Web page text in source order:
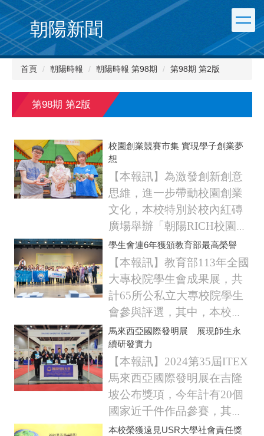
朝陽新聞
首頁 朝陽時報 朝陽時報 第98期 第98期 第2版
第98期 第2版
校園創業競賽市集 實現學子創業夢
想
【本報訊】為激發創新創意
思維，進一步帶動校園創業
文化，本校特別於校內紅磚
廣場舉辦「朝陽RICH校園創
業競賽擺攤體驗」，共遴選
19組跨系學生創業團隊，推
出皮革永生花、動漫公仔、
馬卡龍、翡翠飾品、服飾自
創品牌等多元產品，透過市
集銷售進行創業體驗...
學生會連6年獲頒教育部最高榮譽
【本報訊】教育部113年全國
大專校院學生會成果展，共
計65所公私立大專校院學生
會參與評選，其中，本校第
30屆學生會榮獲最高榮譽全
能滿貫獎及最佳人氣獎，為
全台大專校院唯一連續6年獲
頒教育部最高榮譽，備受肯
定。
學生會會長楊雅琇表示，
由於獲得...
馬來西亞國際發明展 展現師生永
續研發實力
【本報訊】2024第35屆ITEX
馬來西亞國際發明展在吉隆
坡公布獎項，今年計有20個
國家近千件作品參賽，其
中，本校4件參賽作品全數獲
本校榮獲遠見USR大學社會責任獎